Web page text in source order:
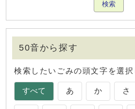
検索
50音から探す
検索したいごみの頭文字を選択
すべて あ か さ